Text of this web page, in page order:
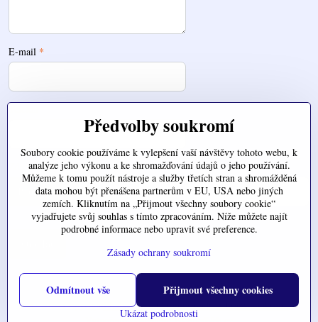
E-mail *
Zde nahrajte váš soubor
©2026CopyrightPředvolby soukromíZásady ochrany soukromí
Předvolby soukromí
Soubory cookie používáme k vylepšení vaší návštěvy tohoto webu, k
analýze jeho výkonu a ke shromažďování údajů o jeho používání.
Můžeme k tomu použít nástroje a služby třetích stran a shromážděná
data mohou být přenášena partnerům v EU, USA nebo jiných
zemích. Kliknutím na „Přijmout všechny soubory cookie“
vyjadřujete svůj souhlas s tímto zpracováním. Níže můžete najít
podrobné informace nebo upravit své preference.
Zásady ochrany soukromí
Ukázat podrobnosti
Přijmout všechny cookies
Odmítnout vše